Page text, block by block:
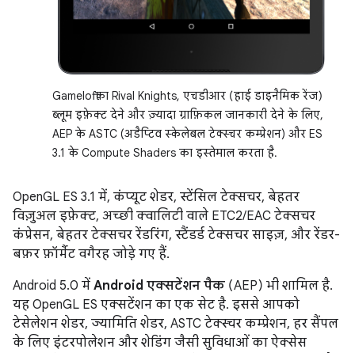
Gameloft का Rival Knights, एचडीआर (हाई डाइनैमिक रेंज)
ब्लूम इफ़ेक्ट देने और ज़्यादा ग्राफ़िकल जानकारी देने के लिए,
AEP के ASTC (अडैप्टिव स्केलेबल टेक्स्चर कम्प्रेशन) और ES
3.1 के Compute Shaders का इस्तेमाल करता है.
OpenGL ES 3.1 में, कंप्यूट शेडर, स्टेंसिल टेक्सचर, बेहतर
विज़ुअल इफ़ेक्ट, अच्छी क्वालिटी वाले ETC2/EAC टेक्सचर
कंप्रेसन, बेहतर टेक्सचर रेंडरिंग, स्टैंडर्ड टेक्सचर साइज़, और रेंडर-
बफ़र फ़ॉर्मैट वगैरह जोड़े गए हैं.
Android 5.0 में Android एक्सटेंशन पैक (AEP) भी शामिल है.
यह OpenGL ES एक्सटेंशन का एक सेट है. इससे आपको
टेसेलेशन शेडर, ज्यामिति शेडर, ASTC टेक्स्चर कम्प्रेशन, हर सैंपल
के लिए इंटरपोलेशन और शेडिंग जैसी सुविधाओं का ऐक्सेस